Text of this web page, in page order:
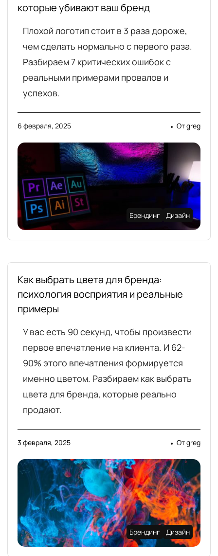
которые убивают ваш бренд
Плохой логотип стоит в 3 раза дороже,
чем сделать нормально с первого раза.
Разбираем 7 критических ошибок с
реальными примерами провалов и
успехов.
6 февраля, 2025 Отgreg
Брендинг Дизайн
Как выбрать цвета для бренда:
психология восприятия и реальные
примеры
У вас есть 90 секунд, чтобы произвести
первое впечатление на клиента. И 62-
90% этого впечатления формируется
именно цветом. Разбираем как выбрать
цвета для бренда, которые реально
продают.
3 февраля, 2025 Отgreg
Брендинг Дизайн